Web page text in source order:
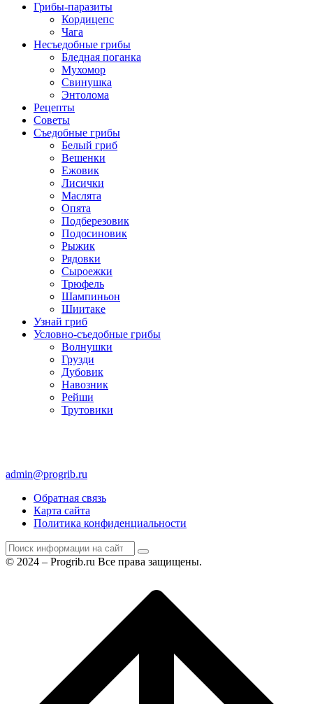
Грибы-паразиты
Кордицепс
Чага
Несъедобные грибы
Бледная поганка
Мухомор
Свинушка
Энтолома
Рецепты
Советы
Съедобные грибы
Белый гриб
Вешенки
Ежовик
Лисички
Маслята
Опята
Подберезовик
Подосиновик
Рыжик
Рядовки
Сыроежки
Трюфель
Шампиньон
Шиитаке
Узнай гриб
Условно-съедобные грибы
Волнушки
Грузди
Дубовик
Навозник
Рейши
Трутовики
admin@progrib.ru
Обратная связь
Карта сайта
Политика конфиденциальности
© 2024 – Progrib.ru Все права защищены.